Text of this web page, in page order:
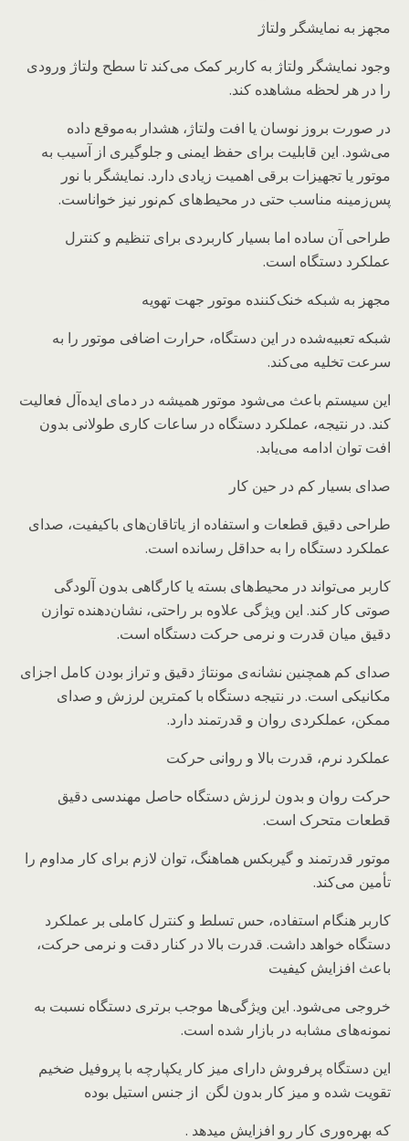
مجهز به نمایشگر ولتاژ
وجود نمایشگر ولتاژ به کاربر کمک می‌کند تا سطح ولتاژ ورودی
را در هر لحظه مشاهده کند.
در صورت بروز نوسان یا افت ولتاژ، هشدار به‌موقع داده
می‌شود. این قابلیت برای حفظ ایمنی و جلوگیری از آسیب به
موتور یا تجهیزات برقی اهمیت زیادی دارد. نمایشگر با نور
پس‌زمینه مناسب حتی در محیط‌های کم‌نور نیز خواناست.
طراحی آن ساده اما بسیار کاربردی برای تنظیم و کنترل
عملکرد دستگاه است.
مجهز به شبکه خنک‌کننده موتور جهت تهویه
شبکه تعبیه‌شده در این دستگاه، حرارت اضافی موتور را به
سرعت تخلیه می‌کند.
این سیستم باعث می‌شود موتور همیشه در دمای ایده‌آل فعالیت
کند. در نتیجه، عملکرد دستگاه در ساعات کاری طولانی بدون
افت توان ادامه می‌یابد.
صدای بسیار کم در حین کار
طراحی دقیق قطعات و استفاده از یاتاقان‌های باکیفیت، صدای
عملکرد دستگاه را به حداقل رسانده است.
کاربر می‌تواند در محیط‌های بسته یا کارگاهی بدون آلودگی
صوتی کار کند. این ویژگی علاوه بر راحتی، نشان‌دهنده توازن
دقیق میان قدرت و نرمی حرکت دستگاه است.
صدای کم همچنین نشانه‌ی مونتاژ دقیق و تراز بودن کامل اجزای
مکانیکی است. در نتیجه دستگاه با کمترین لرزش و صدای
ممکن، عملکردی روان و قدرتمند دارد.
عملکرد نرم، قدرت بالا و روانی حرکت
حرکت روان و بدون لرزش دستگاه حاصل مهندسی دقیق
قطعات متحرک است.
موتور قدرتمند و گیربکس هماهنگ، توان لازم برای کار مداوم را
تأمین می‌کند.
کاربر هنگام استفاده، حس تسلط و کنترل کاملی بر عملکرد
دستگاه خواهد داشت. قدرت بالا در کنار دقت و نرمی حرکت،
باعث افزایش کیفیت
خروجی می‌شود. این ویژگی‌ها موجب برتری دستگاه نسبت به
نمونه‌های مشابه در بازار شده است.
این دستگاه پرفروش دارای میز کار یکپارچه با پروفیل ضخیم
تقویت شده و میز کار بدون لگن از جنس استیل بوده
که بهره‌وری کار رو افزایش میدهد .